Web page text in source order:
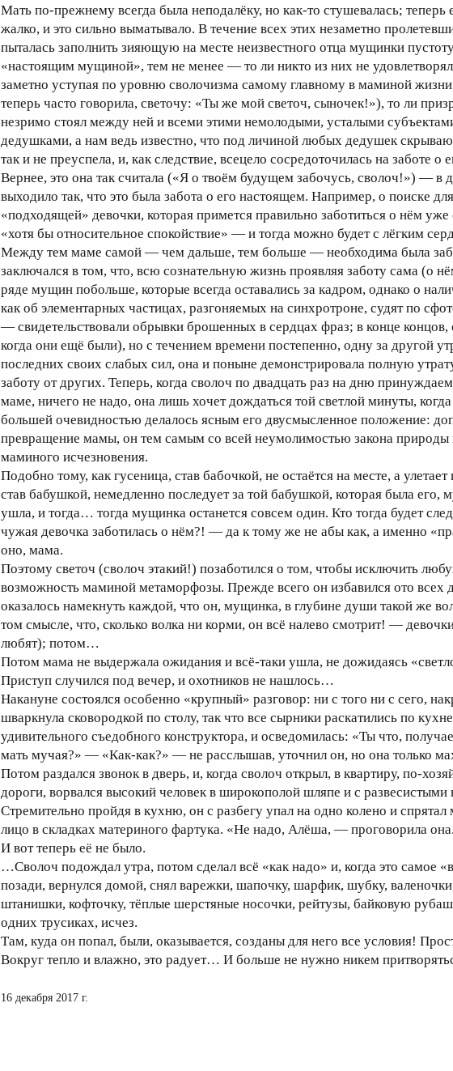
Мать по-прежнему всегда была неподалёку, но как-то стушевалась; теперь
жалко, и это сильно выматывало. В течение всех этих незаметно
пыталась заполнить зияющую на месте неизвестного отца мущинки
«настоящим мущиной», тем не менее — то ли никто из них не
заметно уступая по уровню сволочизма самому главному в маминой
теперь часто говорила, светочу: «Ты же мой светоч, сыночек!»), то ли
незримо стоял между ней и всеми этими немолодыми, усталыми
дедушками, а нам ведь известно, что под личиной любых дедушек
так и не преуспела, и, как следствие, всецело сосредоточилась на заботе о
Вернее, это она так считала («Я о твоём будущем забочусь, сволоч!») — в
выходило так, что это была забота о его настоящем. Например, о поиске
«подходящей» девочки, которая примется правильно заботиться о нём
«хотя бы относительное спокойствие» — и тогда можно будет с лёгким
Между тем маме самой — чем дальше, тем больше — необходима была
заключался в том, что, всю сознательную жизнь проявляя заботу сама (о
ряде мущин побольше, которые всегда оставались за кадром, однако о
как об элементарных частицах, разгоняемых на синхротроне, судят по
— свидетельствовали обрывки брошенных в сердцах фраз; в конце
когда они ещё были), но с течением времени постепенно, одну за другой
последних своих слабых сил, она и поныне демонстрировала полную
заботу от других. Теперь, когда сволоч по двадцать раз на дню
маме, ничего не надо, она лишь хочет дождаться той светлой минуты,
большей очевидностью делалось ясным его двусмысленное положение:
превращение мамы, он тем самым со всей неумолимостью закона природы
маминого исчезновения.
Подобно тому, как гусеница, став бабочкой, не остаётся на месте, а улетает
став бабушкой, немедленно последует за той бабушкой, которая была его,
ушла, и тогда… тогда мущинка останется совсем один. Кто тогда будет
чужая девочка заботилась о нём?! — да к тому же не абы как, а именно
оно, мама.
Поэтому светоч (сволоч этакий!) позаботился о том, чтобы исключить
возможность маминой метаморфозы. Прежде всего он избавился ото всех
оказалось намекнуть каждой, что он, мущинка, в глубине души такой же
том смысле, что, сколько волка ни корми, он всё налево смотрит! —
любят); потом…
Потом мама не выдержала ожидания и всё-таки ушла, не дожидаясь
Приступ случился под вечер, и охотников не нашлось…
Накануне состоялся особенно «крупный» разговор: ни с того ни с сего,
шваркнула сковородкой по столу, так что все сырники раскатились по
удивительного съедобного конструктора, и осведомилась: «Ты что,
мать мучая?» — «Как-как?» — не расслышав, уточнил он, но она только
Потом раздался звонок в дверь, и, когда сволоч открыл, в квартиру, по-
дороги, ворвался высокий человек в широкополой шляпе и с
Стремительно пройдя в кухню, он с разбегу упал на одно колено и спрятал
лицо в складках материного фартука. «Не надо, Алёша, — проговорила
И вот теперь её не было.
…Сволоч подождал утра, потом сделал всё «как надо» и, когда это самое
позади, вернулся домой, снял варежки, шапочку, шарфик, шубку,
штанишки, кофточку, тёплые шерстяные носочки, рейтузы, байковую
одних трусиках, исчез.
Там, куда он попал, были, оказывается, созданы для него все условия!
Вокруг тепло и влажно, это радует… И больше не нужно никем
16 декабря 2017 г.